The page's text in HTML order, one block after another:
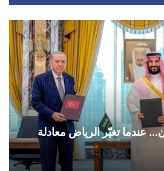
عندما تغيّر الرياض معادلة